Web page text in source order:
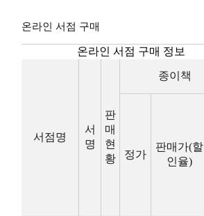
온라인 서점 구매
온라인 서점 구매 정보
서점명
서
명
판
매
현
황
종이책
정가
판매가(할
인율)